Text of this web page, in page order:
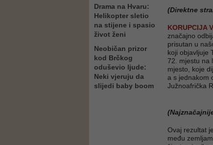
Drama na Hvaru:
Helikopter sletio
na stijene i spasio
život ženi
Neobičan prizor
kod Brčkog
oduševio ljude:
Neki vjeruju da
slijedi baby boom
(Direktne
KORUPCIJA
značajno
prisutan u
koji objavljuje
72. mjestu na
mjesto, koje
a s jednakom
Južnoafrička
Ovaj rezultat
među